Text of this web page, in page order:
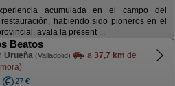
acumulada en el campo del
habiendo sido pioneros en el
avala la present ...
Beatos
Urueña (Valladolid) a 37,7 km de
27 €